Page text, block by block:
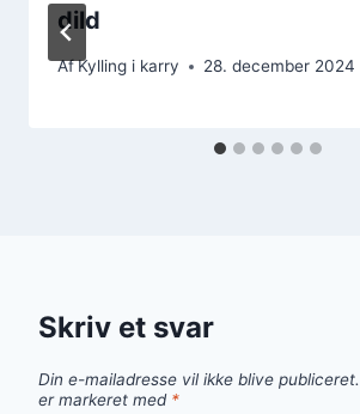
dild
AfKylling i karry 28. december 2024
Skriv et svar
Din e-mailadresse vil ikke blive publiceret.
er markeret med *